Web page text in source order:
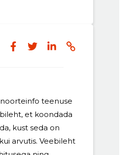
teenuse
et koondada
kust seda on
arvutis. Veebileht